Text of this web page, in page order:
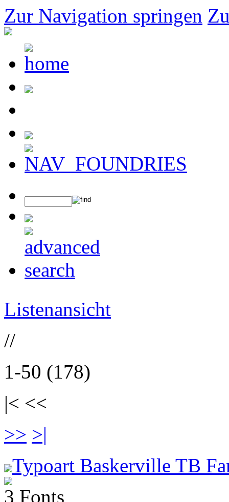
Zur Navigation springen
Listenansicht
//
1-50 (178)
|< <<
>> >|
Typoart Baskerville TB
3 Fonts